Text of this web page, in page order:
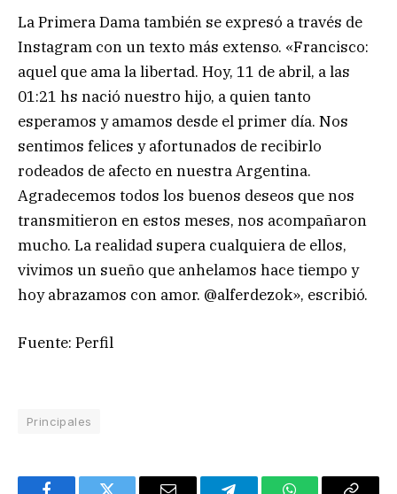
La Primera Dama también se expresó a través de
Instagram con un texto más extenso. «Francisco:
aquel que ama la libertad. Hoy, 11 de abril, a las
01:21 hs nació nuestro hijo, a quien tanto
esperamos y amamos desde el primer día. Nos
sentimos felices y afortunados de recibirlo
rodeados de afecto en nuestra Argentina.
Agradecemos todos los buenos deseos que nos
transmitieron en estos meses, nos acompañaron
mucho. La realidad supera cualquiera de ellos,
vivimos un sueño que anhelamos hace tiempo y
hoy abrazamos con amor. @alferdezok», escribió.
Fuente: Perfil
Principales